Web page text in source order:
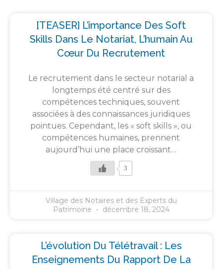
[TEASER] L’importance Des Soft
Skills Dans Le Notariat, L’humain Au
Cœur Du Recrutement
Le recrutement dans le secteur notarial a
longtemps été centré sur des
compétences techniques, souvent
associées à des connaissances juridiques
pointues. Cependant, les « soft skills », ou
compétences humaines, prennent
aujourd’hui une place croissant…
3
Village des Notaires et des Experts du
Patrimoine
décembre 18, 2024
L’évolution Du Télétravail : Les
Enseignements Du Rapport De La